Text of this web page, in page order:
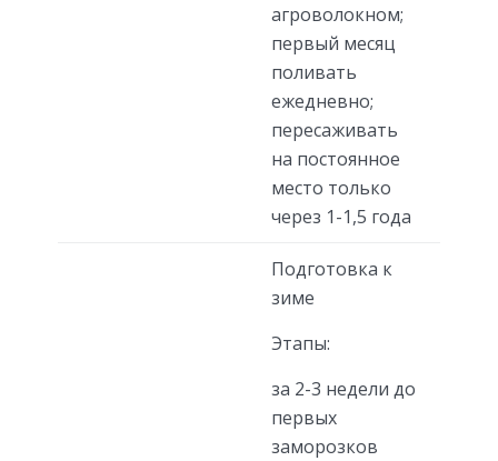
агроволокном;
первый месяц
поливать
ежедневно;
пересаживать
на постоянное
место только
через 1-1,5 года
Подготовка к
зиме
Этапы:
за 2-3 недели до
первых
заморозков